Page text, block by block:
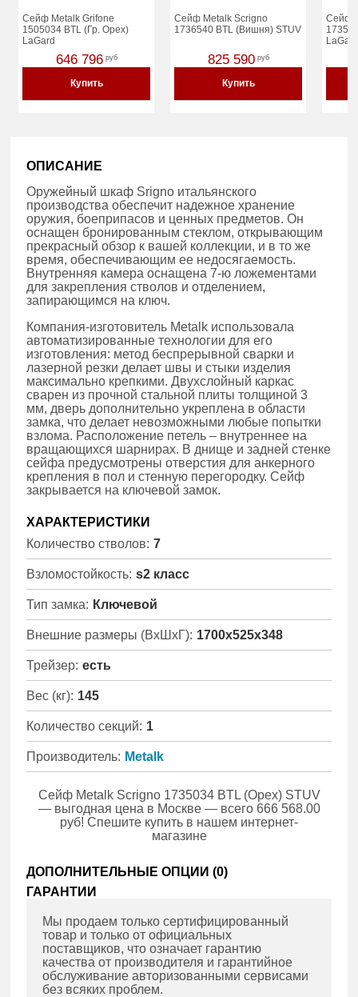
Сейф Metalk Grifone
1505034 BTL (Гр. Орех)
LaGard
646 796 руб
Купить
Сейф Metalk Scrigno
1736540 BTL (Вишня) STUV
825 590 руб
Купить
Сейф
ОПИСАНИЕ
Оружейный шкаф Srigno итальянского
производства обеспечит надежное хранение
оружия, боеприпасов и ценных предметов. Он
оснащен бронированным стеклом, открывающим
прекрасный обзор к вашей коллекции, и в то же
время, обеспечивающим ее недосягаемость.
Внутренняя камера оснащена 7-ю ложементами
для закрепления стволов и отделением,
запирающимся на ключ.
Компания-изготовитель Metalk использовала
автоматизированные технологии для его
изготовления: метод беспрерывной сварки и
лазерной резки делает швы и стыки изделия
максимально крепкими. Двухслойный каркас
сварен из прочной стальной плиты толщиной 3
мм, дверь дополнительно укреплена в области
замка, что делает невозможными любые попытки
взлома. Расположение петель – внутреннее на
вращающихся шарнирах. В днище и задней стенке
сейфа предусмотрены отверстия для анкерного
крепления в пол и стенную перегородку. Сейф
закрывается на ключевой замок.
ХАРАКТЕРИСТИКИ
Количество стволов: 7
Взломостойкость: s2 класс
Тип замка: Ключевой
Внешние размеры (ВхШхГ): 1700x525x348
Трейзер: есть
Вес (кг): 145
Количество секций: 1
Производитель: Metalk
Сейф Metalk Scrigno 1735034 BTL (Орех) STUV
— выгодная цена в Москве — всего 666 568.00
руб! Спешите купить в нашем интернет-
магазине
ДОПОЛНИТЕЛЬНЫЕ ОПЦИИ (0)
ГАРАНТИИ
Мы продаем только сертифицированный
товар и только от официальных
поставщиков, что означает гарантию
качества от производителя и гарантийное
обслуживание авторизованными сервисами
без всяких проблем.